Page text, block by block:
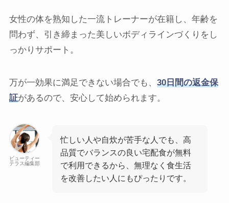
女性の体を熟知した一流トレーナーが在籍し、年齢を
問わず、引き締まった美しいボディラインづくりをし
っかりサポート。
万が一効果に満足できない場合でも、 30日間の返金保
証があるので、安心して始められます。
ビューティー
テラス編集部
忙しい人や自炊が苦手な人でも、高
品質でバランスの良い宅配食が無料
で利用できるから、無理なく食生活
を改善したい人にもぴったりです。